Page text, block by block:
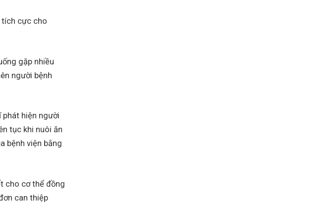
tích cực cho
gặp nhiều
người bệnh
hiện người
tục khi nuôi ăn
bệnh viện bằng
cho cơ thể đồng
can thiệp